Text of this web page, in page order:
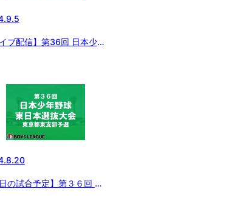
イブ配信】第36回 日本少年
日の試合予定】第３６回 日